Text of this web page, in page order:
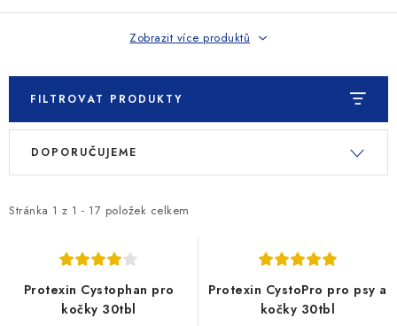
Ceník dopravy Kontakty
Obchodní podmínky
Podmínky ochrany osobních údajů
Zobrazit více produktů
FILTROVAT PRODUKTY
V
i
Stránka 1 z 1 - 17 položek celkem
Ř
e
DOPORUČUJEME
Protexin Cystophan pro
kočky 30tbl
Protexin CystoPro pro psy a
kočky 30tbl